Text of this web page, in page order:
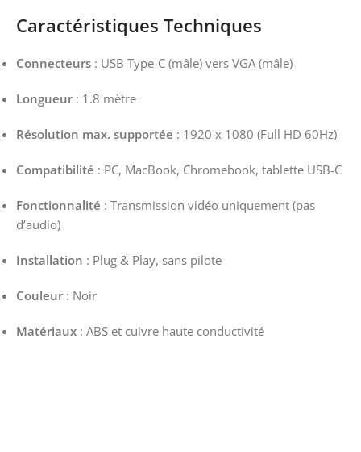
Caractéristiques Techniques
Connecteurs : USB Type-C (mâle) vers VGA (mâle)
Longueur : 1.8 mètre
Résolution max. supportée : 1920 x 1080 (Full HD 60Hz)
Compatibilité : PC, MacBook, Chromebook, tablette USB-C
Fonctionnalité : Transmission vidéo uniquement (pas
d’audio)
Installation : Plug & Play, sans pilote
Couleur : Noir
Matériaux : ABS et cuivre haute conductivité